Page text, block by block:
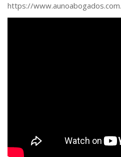
https://